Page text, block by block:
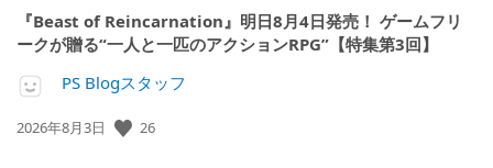
『Beast of Reincarnation』明日8月4日発売！ ゲームフリ
ークが贈る“一人と一匹のアクションRPG”【特集第3回】
PS Blogスタッフ
公
2026年8月3日 26